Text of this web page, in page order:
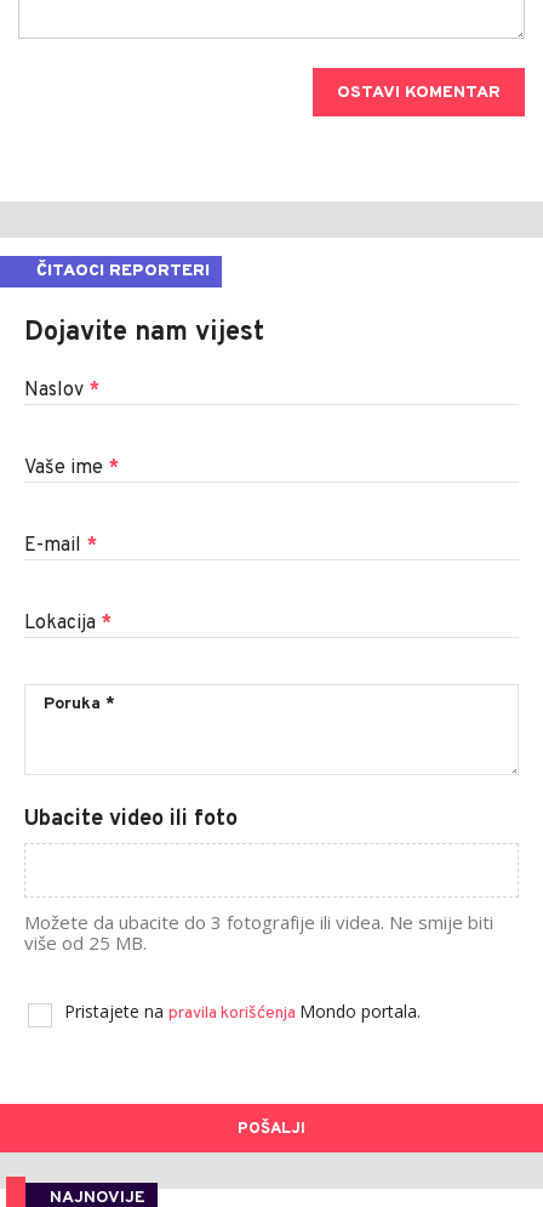
OSTAVI KOMENTAR
ČITAOCI REPORTERI
Dojavite nam vijest
Naslov *
Vaše ime *
E-mail *
Lokacija *
Ubacite video ili foto
Možete da ubacite do 3 fotografije ili videa. Ne smije biti
više od 25 MB.
Pristajete na pravila korišćenja Mondo portala.
POŠALJI
NAJNOVIJE